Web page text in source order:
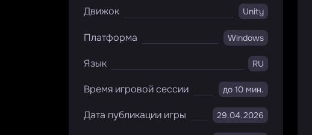
Движок Unity
Платформа Windows
Язык RU
Время игровой сессии до 10 мин.
Дата публикации игры 29.04.2026